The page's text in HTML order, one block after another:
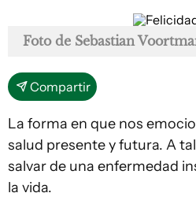
Foto de Sebastian
Compartir
La forma en que nos
salud presente y futura. A
salvar de una enfermedad
la vida.